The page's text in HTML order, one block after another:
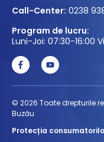
Call-Center: 0238
Program de lucru:
Luni-Joi: 07:30-16:00
© 2026 Toate drepturile
Buzău
Protecția